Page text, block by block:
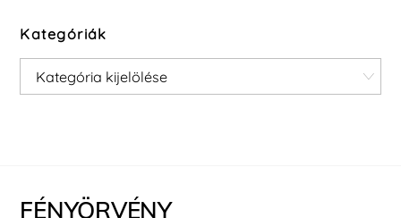
Kategóriák
Kategóriák
FÉNYÖRVÉNY